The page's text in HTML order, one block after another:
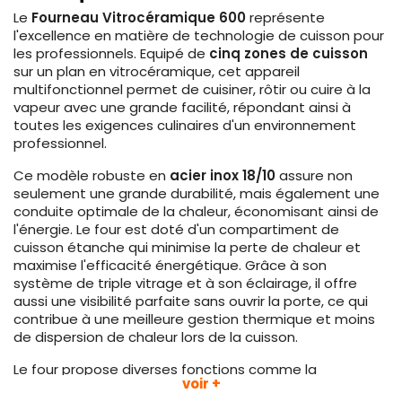
Le Fourneau Vitrocéramique 600représente
l'excellence en matière de technologie de cuisson pour
les professionnels. Equipé de cinq zones de cuisson
sur un plan en vitrocéramique, cet appareil
multifonctionnel permet de cuisiner, rôtir ou cuire à la
vapeur avec une grande facilité, répondant ainsi à
toutes les exigences culinaires d'un environnement
professionnel.
Ce modèle robuste en acier inox 18/10assure non
seulement une grande durabilité, mais également une
conduite optimale de la chaleur, économisant ainsi de
l'énergie. Le four est doté d'un compartiment de
cuisson étanche qui minimise la perte de chaleur et
maximise l'efficacité énergétique. Grâce à son
système de triple vitrage et à son éclairage, il offre
aussi une visibilité parfaite sans ouvrir la porte, ce qui
contribue à une meilleure gestion thermique et moins
de dispersion de chaleur lors de la cuisson.
Le four propose diverses fonctions comme la
décongélation avec de l'air chaud
voir +